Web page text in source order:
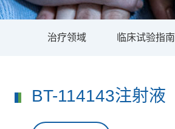
治疗领域 临床试验指南
BT-114143注射液